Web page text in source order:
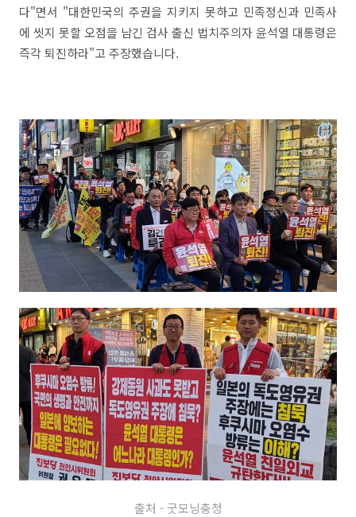
다"면서 "대한민국의 주권을 지키지 못하고 민족정신과 민족사
에 씻지 못할 오점을 남긴 검사 출신 법치주의자 윤석열 대통령은
즉각 퇴진하라"고 주장했습니다.
출처 - 굿모닝충청